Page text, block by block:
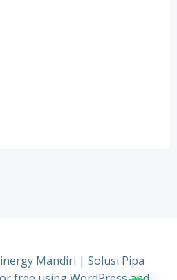
Mandiri | Solusi Pipa